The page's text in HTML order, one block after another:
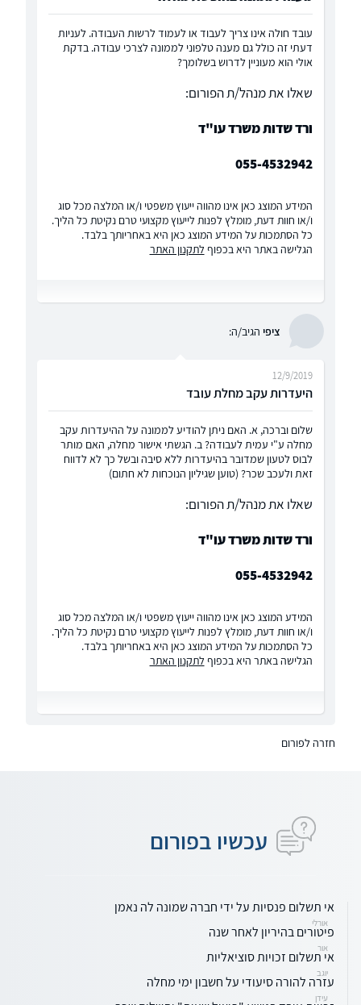
עובד חולה אינו צריך לעבוד או לעמוד לרשות העבודה. לעניות
דעתי זה כולל גם מענה טלפוני לממונה לצרכי עבודה. בדקת
אולי הוא מעוניין לדרוש בשלומך?
שאלו את מנהל/ת הפורום:
ורד שדות משרד עו"ד
055-4532942
המידע המוצג כאן אינו מהווה ייעוץ משפטי ו/או המלצה מכל סוג
ו/או חוות דעת, מומלץ לפנות לייעוץ מקצועי טרם נקיטת כל הליך.
כל הסתמכות על המידע המוצג כאן היא באחריותך בלבד.
הגלישה באתר היא בכפוף לתקנון האתר
ציפי הגיב/ה:
היעדרות עקב מחלת עובד
12/9/2019
שלום וברכה, א. האם ניתן להודיע לממונה על ההיעדרות עקב
מחלה ע"י עמית לעבודה? ב. הגשתי אישור מחלה, האם מותר
לבוס לטעון שמדובר בהיעדרות ללא סיבה ובשל כך לא לדווח
זאת ולעכב שכר? (טוען שגיליון הנוכחות לא חתום)
שאלו את מנהל/ת הפורום:
ורד שדות משרד עו"ד
055-4532942
המידע המוצג כאן אינו מהווה ייעוץ משפטי ו/או המלצה מכל סוג
ו/או חוות דעת, מומלץ לפנות לייעוץ מקצועי טרם נקיטת כל הליך.
כל הסתמכות על המידע המוצג כאן היא באחריותך בלבד.
הגלישה באתר היא בכפוף לתקנון האתר
חזרה לפורום
עכשיו בפורום
אי תשלום פנסיות על ידי חברה שמונה לה נאמן
אורלי
פיטורים בהיריון לאחר שנה
אור
אי תשלום זכויות סוציאליות
יוגב
עזרה להורה סיעודי על חשבון ימי מחלה
עידן